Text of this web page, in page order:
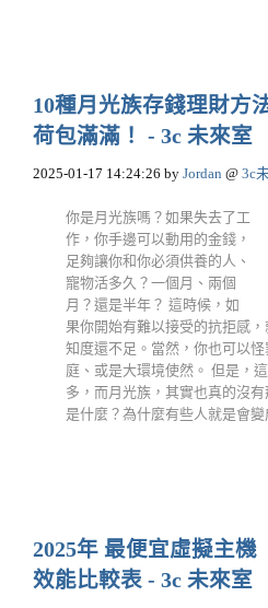
10種月光族存錢理財方
荷包滿滿！ - 3c 未來室
2025-01-17 14:24:26 by Jordan @ 3c
你是月光族嗎？如果失去了工
作，你手邊可以動用的金錢，
足夠讓你和你必須供養的人、
寵物活多久？一個月、兩個
月？還是半年？ 這時候，如
果你開始有難以接受的抗拒感
知度還不足。當然，你也可以
庭、或是大環境使然。 但是，
多，而月光族，其實也真的沒
是什麼？為什麼有些人就是會變
2025年 最便宜虛擬主機
效能比較表 - 3c 未來室